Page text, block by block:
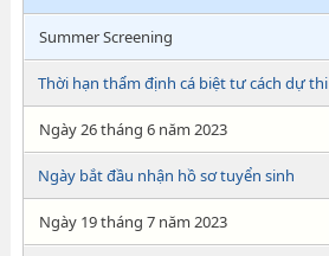
Summer Screening
Thời hạn thẩm định cá biệt tư cách dự thi
Ngày 26 tháng 6 năm 2023
Ngày bắt đầu nhận hồ sơ tuyển sinh
Ngày 19 tháng 7 năm 2023